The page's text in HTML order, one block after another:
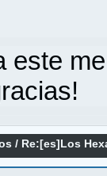
este
/ Re:[es]Los